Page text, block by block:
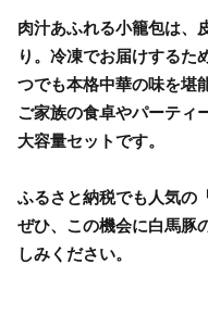
肉汁あふれる小籠包は、
り。冷凍でお届けするた
つでも本格中華の味を堪
ご家族の食卓やパーティ
大容量セットです。
ふるさと納税でも人気の
ぜひ、この機会に白馬豚
しみください。